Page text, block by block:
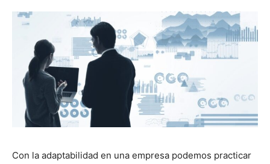
Con la adaptabilidad en una empresa podemos practicar